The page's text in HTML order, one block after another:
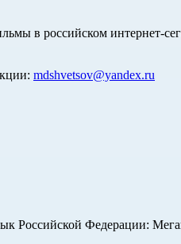
в российском интернет-
mdshvetsov@yandex.ru
Российской Федерации: